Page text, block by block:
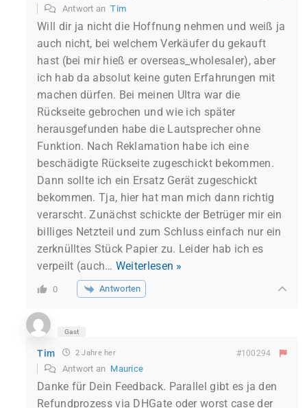
Antwort anTim
Will dir ja nicht die Hoffnung nehmen und weiß ja
auch nicht, bei welchem Verkäufer du gekauft
hast (bei mir hieß er overseas_wholesaler), aber
ich hab da absolut keine guten Erfahrungen mit
machen dürfen. Bei meinen Ultra war die
Rückseite gebrochen und wie ich später
herausgefunden habe die Lautsprecher ohne
Funktion. Nach Reklamation habe ich eine
beschädigte Rückseite zugeschickt bekommen.
Dann sollte ich ein Ersatz Gerät zugeschickt
bekommen. Tja, hier hat man mich dann richtig
verarscht. Zunächst schickte der Betrüger mir ein
billiges Netzteil und zum Schluss einfach nur ein
zerknülltes Stück Papier zu. Leider hab ich es
verpeilt (auch… Weiterlesen »
0 Antworten
Gast
Tim 2 Jahre her #100294
Antwort an Maurice
Danke für Dein Feedback. Parallel gibt es ja den
Refundprozess via DHGate oder worst case der